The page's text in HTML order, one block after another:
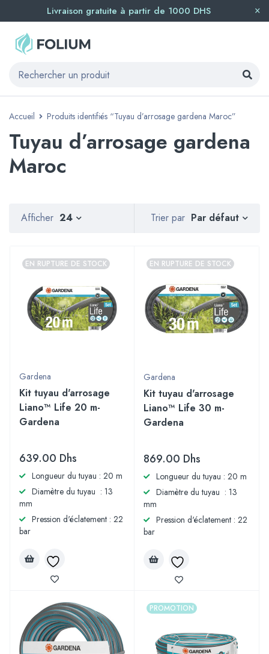
Livraison gratuite à partir de 1000 DHS
Accueil Produits identifiés “Tuyau d’arrosage gardena Maroc”
Tuyau d’arrosage gardena
Maroc
Trier par Par défaut
Afficher 24
EN RUPTURE DE STOCK
Gardena
Kit tuyau d'arrosage
Liano™ Life 20 m-
Gardena
639.00 Dhs
Longueur du tuyau : 20 m
Diamètre du tuyau : 13
mm
Pression d'éclatement : 22
bar
EN RUPTURE DE STOCK
Gardena
Kit tuyau d'arrosage
Liano™ Life 30 m-
Gardena
869.00 Dhs
Longueur du tuyau : 20 m
Diamètre du tuyau : 13
mm
Pression d'éclatement : 22
bar
PROMOTION